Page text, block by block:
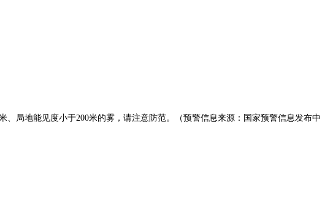
局地能见度小于200米的雾，请注意防范。（预警信息来源：国家预警信息发布中